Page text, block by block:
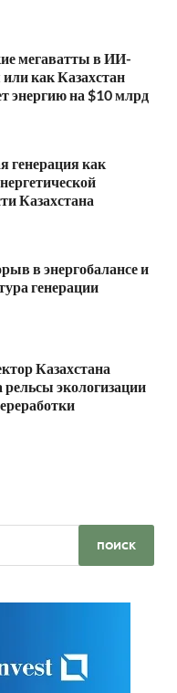
мегаватты в ИИ-
как Казахстан
энергию на $10 млрд
генерация как
Казахстана
в энергобалансе и
генерации
Казахстана
рельсы экологизации